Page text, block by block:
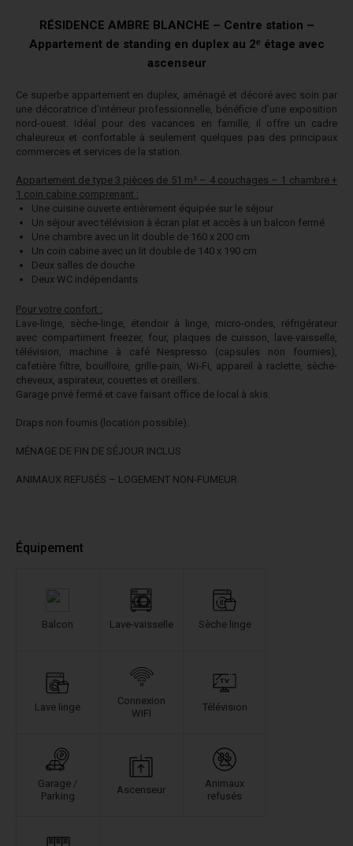
RÉSIDENCE AMBRE BLANCHE – Centre station –
Appartement de standing en duplex au 2ᵉ étage avec
ascenseur
Ce superbe appartement en duplex, aménagé et décoré avec soin par
une décoratrice d’intérieur professionnelle, bénéficie d’une exposition
nord-ouest. Idéal pour des vacances en famille, il offre un cadre
chaleureux et confortable à seulement quelques pas des principaux
commerces et services de la station.
Appartement de type 3 pièces de 51 m² – 4 couchages – 1 chambre +
1 coin cabine comprenant :
Une cuisine ouverte entièrement équipée sur le séjour
Un séjour avec télévision à écran plat et accès à un balcon fermé
Une chambre avec un lit double de 160 x 200 cm
Un coin cabine avec un lit double de 140 x 190 cm
Deux salles de douche
Deux WC indépendants
Pour votre confort :
Lave-linge, sèche-linge, étendoir à linge, micro-ondes, réfrigérateur
avec compartiment freezer, four, plaques de cuisson, lave-vaisselle,
télévision, machine à café Nespresso (capsules non fournies),
cafetière filtre, bouilloire, grille-pain, Wi-Fi, appareil à raclette, sèche-
cheveux, aspirateur, couettes et oreillers.
Garage privé fermé et cave faisant office de local à skis.
Draps non fournis (location possible).
MÉNAGE DE FIN DE SÉJOUR INCLUS
ANIMAUX REFUSÉS – LOGEMENT NON-FUMEUR
Équipement
Balcon Lave-vaisselle Sèche linge
Lave linge
Connexion
WIFI
Télévision
Garage /
Parking
Ascenseur
Animaux
refusés